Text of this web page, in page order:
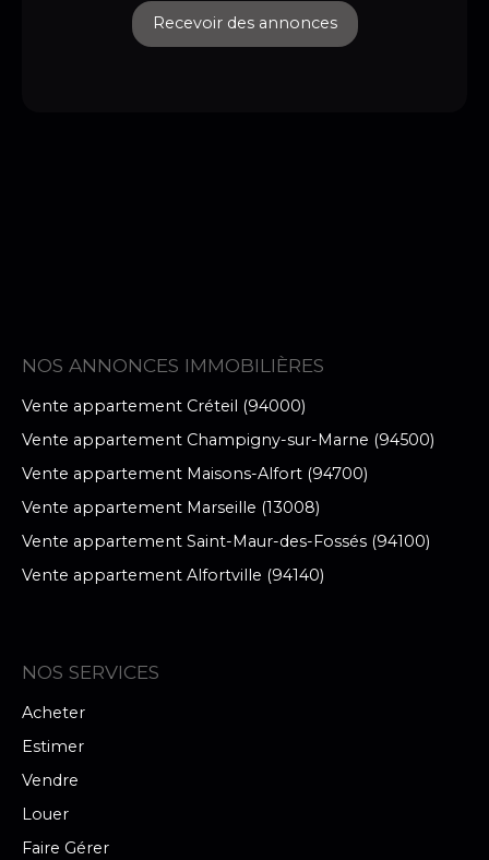
Recevoir des annonces
NOS ANNONCES IMMOBILIÈRES
Vente appartement Créteil (94000)
Vente appartement Champigny-sur-Marne (94500)
Vente appartement Maisons-Alfort (94700)
Vente appartement Marseille (13008)
Vente appartement Saint-Maur-des-Fossés (94100)
Vente appartement Alfortville (94140)
NOS SERVICES
Acheter
Estimer
Vendre
Louer
Faire Gérer